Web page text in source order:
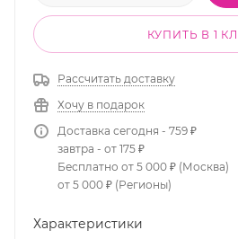
КУПИТЬ В 1
Рассчитать доставку
Хочу в подарок
Доставка сегодня - 759 ₽
завтра - от 175 ₽
Бесплатно от 5 000 ₽ (Москва)
от 5 000 ₽ (Регионы)
Характеристики